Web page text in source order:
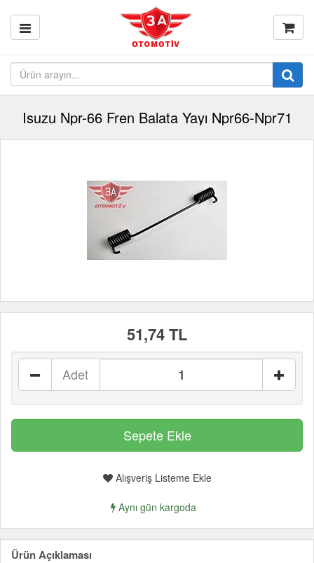
Isuzu Npr-66 Fren Balata Yayı Npr66-Npr71
51,74 TL
Adet
Alışveriş Listeme Ekle
Aynı gün kargoda
Ürün Açıklaması